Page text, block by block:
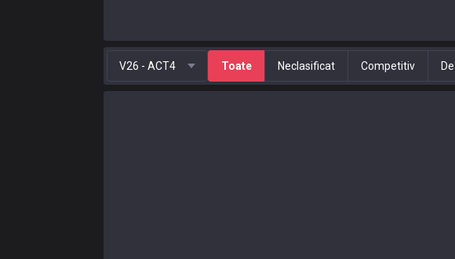
V26 - ACT4 Toate Neclasificat Competitiv